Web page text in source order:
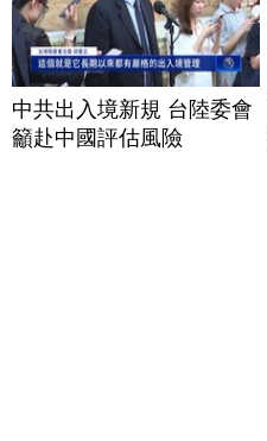
中共出入境新規 台陸委會
籲赴中國評估風險